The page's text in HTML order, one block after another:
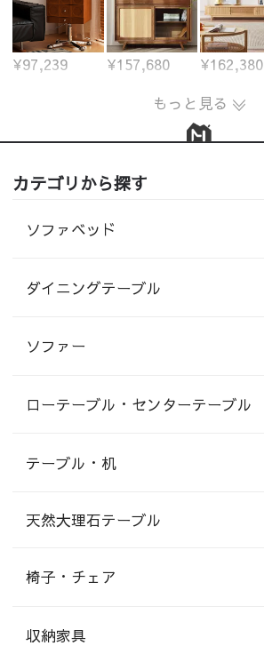
¥97,239 ¥157,680 ¥162,380
もっと見る
カテゴリから探す
ソファベッド
ダイニングテーブル
ソファー
ローテーブル・センターテーブル
テーブル・机
天然大理石テーブル
椅子・チェア
収納家具